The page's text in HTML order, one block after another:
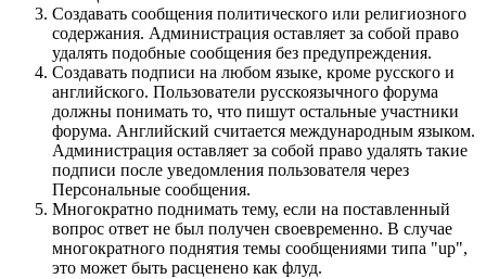
Создавать сообщения политического или религиозного
содержания. Администрация оставляет за собой право
удалять подобные сообщения без предупреждения.
Создавать подписи на любом языке, кроме русского и
английского. Пользователи русскоязычного форума
должны понимать то, что пишут остальные участники
форума. Английский считается международным языком.
Администрация оставляет за собой право удалять такие
подписи после уведомления пользователя через
Персональные сообщения.
Многократно поднимать тему, если на поставленный
вопрос ответ не был получен своевременно. В случае
многократного поднятия темы сообщениями типа "up",
это может быть расценено как флуд.